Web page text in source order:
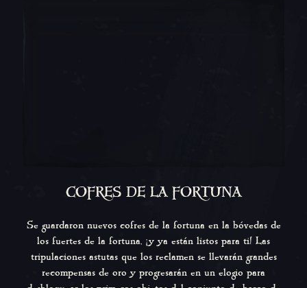
COFRES DE LA FORTUNA
Se guardaron nuevos cofres de la fortuna en la bóvedas de
los fuertes de la fortuna, ¡y ya están listos para ti! Las
tripulaciones astutas que los reclamen se llevarán grandes
recompensas de oro y progresarán en un elogio para